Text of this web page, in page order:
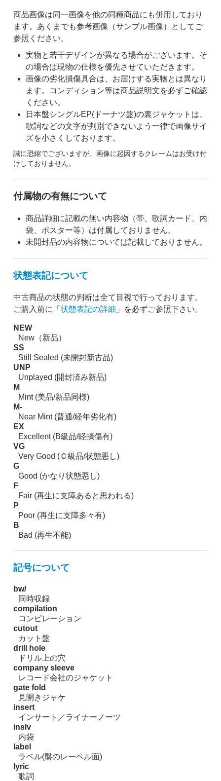
商品画像は同一画像を他の同種商品にも併用しており
ます。あくまでも参考画像（サンプル画像）としてご
参照ください。
実物と若干デザインが異なる場合がございます。そ
の場合は現物の仕様を優先させていただきます。
画像の劣化損傷具合は、お届けする実物とは異なり
ます。コンディション等は商品説明文を必ずご確認
ください。
日本盤シングルEP(ドーナツ盤)の裏ジャケットは、
歌詞などの文字が判別できないよう一律で画像サイ
ズを小さくしております。
誠に恐縮でございますが、画像に起因するクレームはお受け付
けしておりません。
付属物の有無について
商品詳細に記載の無い内容物（帯、歌詞カード、内
袋、ポスター等）は付属しておりません。
未開封品の内容物については記載しておりません。
状態表記について
中古商品の状態の判断は全て目視で行っております。
ご購入前に「 状態表記の詳細 」を必ずご参照下さい。
NEW
New（新品）
SS
Still Sealed (未開封新古品)
UNP
Unplayed (開封済み新品)
M
Mint (美品/新品同様)
M-
Near Mint (普通/経年劣化有)
EX
Excellent (B級品/軽損傷有)
VG
Very Good (Ｃ級品/状態悪し)
G
Good (かなり状態悪し)
F
Fair (再生に支障あると思われる)
P
Poor (再生に支障多々有)
B
Bad (再生不能)
記号について
bw/
同時収録
compilation
コンピレーション
cutout
カット盤
drill hole
ドリル上の穴
company sleeve
レコード会社のジャケット
gate fold
見開きジャケ
insert
インサート／ライナーノーツ
inslv
内袋
label
ラベル(盤のレーベル面)
lyric
歌詞